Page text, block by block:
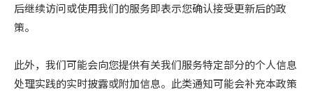
后继续访问或使用我们的服务即表示您确认接受更新后的政
策。
此外，我们可能会向您提供有关我们服务特定部分的个人信息
处理实践的实时披露或附加信息。此类通知可能会补充本政策